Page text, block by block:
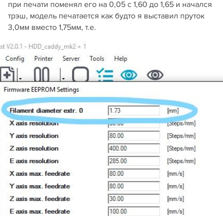
при печати поменял его на 0,05 с 1,60 до 1,65 и начался
трэш, модель печатается как будто я выставил пруток
3,0мм вместо 1,75мм, т.е.